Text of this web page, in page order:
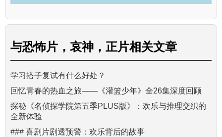
与恐怖片，哀神，正片相关文章
学习搭子复试有什么好处？
回忆青春的热血之旅——《灌篮少年》全26集深度回顾
探秘《名侦探学院第五季PLUS版》：欢乐与推理交织的
全新体验
### 喜剧片剧透预警：欢乐背后的故事